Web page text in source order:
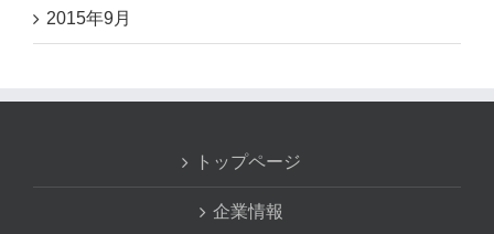
2015年9月
トップページ
企業情報